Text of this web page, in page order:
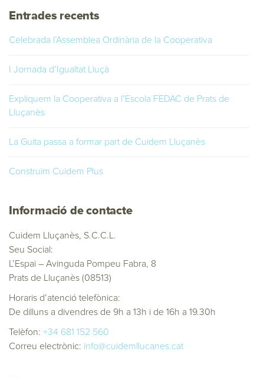
Entrades recents
Celebrada l’Assemblea Ordinària de la Cooperativa
I Jornada d’Igualtat Lluçà
Expliquem la Cooperativa a l’Escola FEDAC de Prats de
Lluçanès
La Guita passa a formar part de Cuidem Lluçanès
Construïm Cuidem Plus
Informació de contacte
Cuidem Lluçanès, S.C.C.L.
Seu Social:
L’Espai – Avinguda Pompeu Fabra, 8
Prats de Lluçanès (08513)
Horaris d’atenció telefònica:
De dilluns a divendres de 9h a 13h i de 16h a 19.30h
Telèfon: +34 681 152 560
Correu electrònic: info@cuidemllucanes.cat